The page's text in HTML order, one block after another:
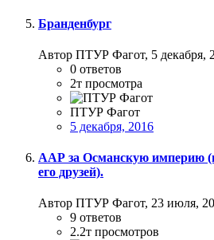
Бранденбург
Автор ПТУР Фагот, 5 декабря,
0 ответов
2т просмотра
ПТУР Фагот
5 декабря, 2016
ААР за Османскую империю
его друзей).
Автор ПТУР Фагот, 23 июля,
9 ответов
2.2т просмотров